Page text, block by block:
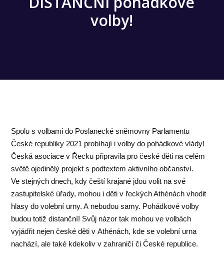
volby!
Spolu s volbami do Poslanecké sněmovny Parlamentu
České republiky 2021 probíhají i volby do pohádkové vlády!
Česká asociace v Řecku připravila pro české děti na celém
světě ojedinělý projekt s podtextem aktivního občanství.
Ve stejných dnech, kdy čeští krajané jdou volit na své
zastupitelské úřady, mohou i děti v řeckých Athénách vhodit
hlasy do volební urny. A nebudou samy. Pohádkové volby
budou totiž distanční! Svůj názor tak mohou ve volbách
vyjádřit nejen české děti v Athénách, kde se volební urna
nachází, ale také kdekoliv v zahraničí či České republice.